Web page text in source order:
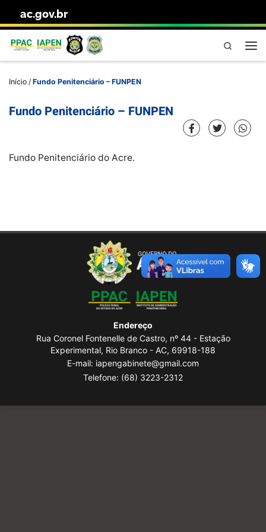
Skip to content
ac.gov.br
Pesquisa
Início / Fundo Penitenciário – FUNPEN
Fundo Penitenciário – FUNPEN
Fundo Penitenciário do Acre.
Endereço
Rua Coronel Fontenelle de Castro, nº 44 - Estação
Experimental, Rio Branco - AC, 69918-188
E-mail: iapengabinete@gmail.com
Telefone: (68) 3223-2312